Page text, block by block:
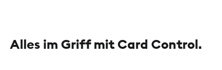
Alles im Griff mit Card Control.